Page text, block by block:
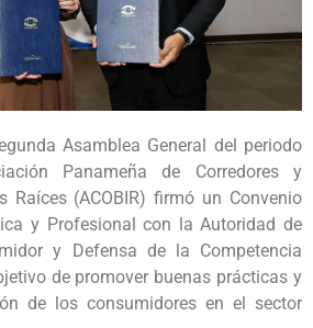
Asamblea General del periodo
Panameña de Corredores y
Raíces (ACOBIR) firmó un Convenio
y Profesional con la Autoridad de
y Defensa de la Competencia
de promover buenas prácticas y
de los consumidores en el sector